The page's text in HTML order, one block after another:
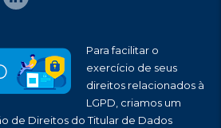
Para facilitar o
exercício de seus
direitos relacionados à
LGPD, criamos um
de Direitos do Titular de Dados